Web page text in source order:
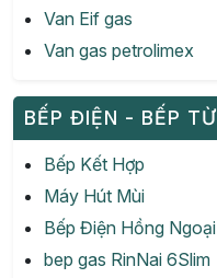
Van Eif gas
Van gas petrolimex
BẾP ĐIỆN - BẾP TỪ
Bếp Kết Hợp
Máy Hút Mùi
Bếp Điện Hồng Ngoại
bep gas RinNai 6Slim